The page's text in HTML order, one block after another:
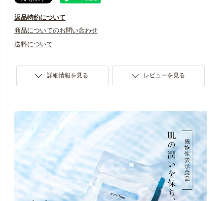
ております。万一「クレジットカードエラー」が生じ
た場合でも、該当月の解約は承っておりませんので、
※システム上、定期便商品と通常商品を一緒にご購入い
ただくことや、一緒にお届けすることができません。
※商品はポスト投函の「メール便」でのお届けになりま
す。ポスト投函口が小さい場合、対面にてお渡しにな
りますので、ご不在時には「不在通知」より直接配送
会社へ再配達をご依頼ください。お申し込みステップ
でご指定いただく「お届け日」は、当社からの「出荷
日の目安」となりご到着日ではございません。お届け
目安は1～３日ですが多少前後する場合もございます。
返品特約について
商品についてのお問い合わせ
送料について
詳細情報を見る レビューを見る